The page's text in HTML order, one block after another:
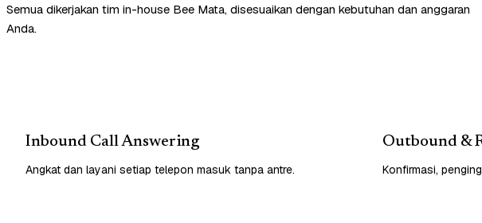
Semua dikerjakan tim in-house Bee Mata, disesuaikan dengan kebutuhan dan anggaran
Anda.
Inbound Call Answering
Angkat dan layani setiap telepon masuk tanpa antre.
Outbound &
Konfirmasi,